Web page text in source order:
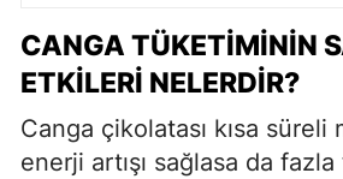
CANGA TÜKETIMININ
ETKILERI NELERDIR?
Canga çikolatası kısa süreli
enerji artışı sağlasa da